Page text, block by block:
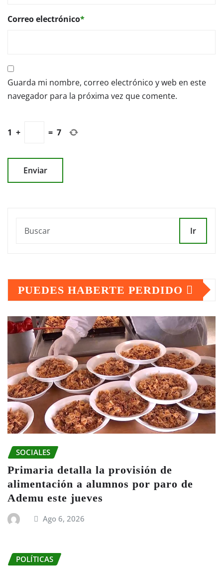
Correo electrónico*
Guarda mi nombre, correo electrónico y web en este
navegador para la próxima vez que comente.
1 + = 7
Ir
PUEDES HABERTE PERDIDO
SOCIALES
Primaria detalla la provisión de
alimentación a alumnos por paro de
Ademu este jueves
Ago 6, 2026
POLÍTICAS